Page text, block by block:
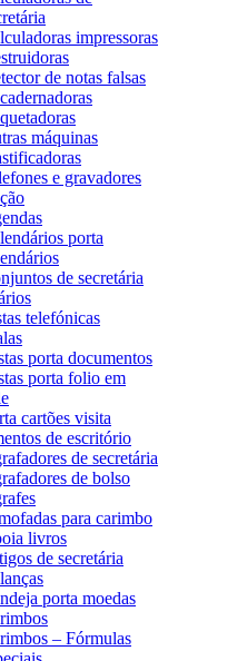
impressoras
de notas falsas
máquinas
e gravadores
porta
de secretária
telefónicas
porta documentos
porta folio em
cartões visita
de escritório
de secretária
de bolso
para carimbo
livros
de secretária
porta moedas
– Fórmulas